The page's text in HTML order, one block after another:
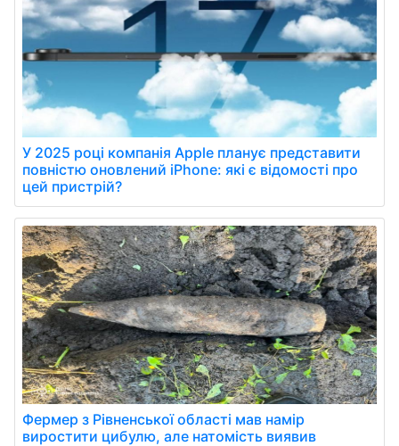
У 2025 році компанія Apple планує представити
повністю оновлений iPhone: які є відомості про
цей пристрій?
Фермер з Рівненської області мав намір
виростити цибулю, але натомість виявив